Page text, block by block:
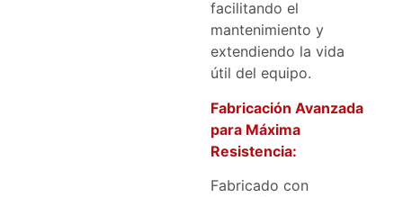
facilitando el
mantenimiento y
extendiendo la vida
útil del equipo.
Fabricación Avanzada
para Máxima
Resistencia:
Fabricado con